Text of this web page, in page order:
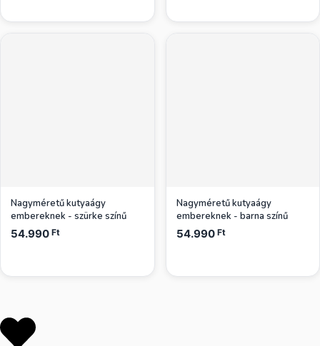
Nagyméretű kutyaágy
embereknek - szürke színű
54.990 Ft
Nagyméretű kutyaágy
embereknek - barna színű
54.990 Ft